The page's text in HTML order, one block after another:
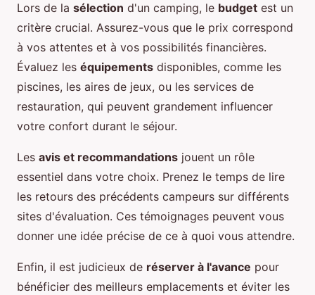
Lors de la sélection d'un camping, le budget est un
critère crucial. Assurez-vous que le prix correspond
à vos attentes et à vos possibilités financières.
Évaluez les équipements disponibles, comme les
piscines, les aires de jeux, ou les services de
restauration, qui peuvent grandement influencer
votre confort durant le séjour.
Les avis et recommandations jouent un rôle
essentiel dans votre choix. Prenez le temps de lire
les retours des précédents campeurs sur différents
sites d'évaluation. Ces témoignages peuvent vous
donner une idée précise de ce à quoi vous attendre.
Enfin, il est judicieux de réserver à l'avance pour
bénéficier des meilleurs emplacements et éviter les